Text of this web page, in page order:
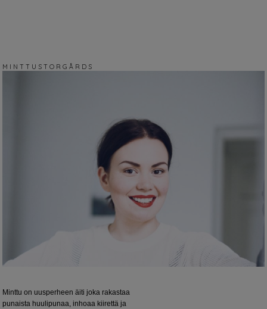
M I N T T U S T O R G Å R D S
Minttu on uusperheen äiti joka rakastaa
punaista huulipunaa, inhoaa kiirettä ja